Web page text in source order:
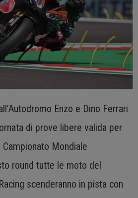
Enzo e Dino Ferrari
di prove libere valida per
Mondiale
round tutte le moto del
scenderanno in pista con